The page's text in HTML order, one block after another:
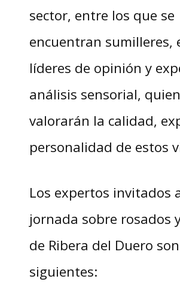
sector, entre los que se
encuentran sumilleres,
líderes de opinión y
análisis sensorial,
valorarán la calidad,
personalidad de estos
Los expertos invitados
jornada sobre rosados
de Ribera del Duero
siguientes: